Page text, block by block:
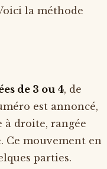
la méthode
de 3 ou 4, de
est annoncé,
à droite, rangée
Ce mouvement en
parties.